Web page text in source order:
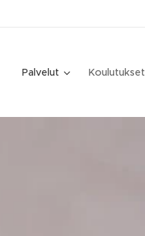
Palvelut Koulutukset